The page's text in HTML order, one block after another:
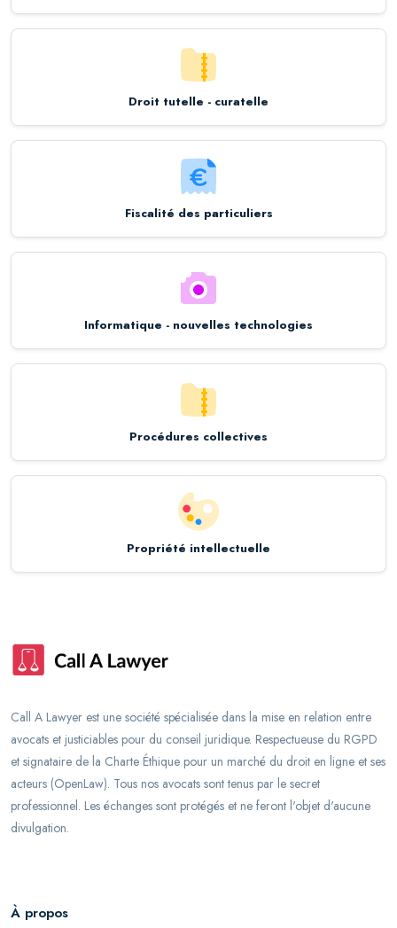
Droit tutelle - curatelle
Fiscalité des particuliers
Informatique - nouvelles technologies
Procédures collectives
Propriété intellectuelle
Call A Lawyer est une société spécialisée dans la mise en relation entre
avocats et justiciables pour du conseil juridique. Respectueuse du RGPD
et signataire de la Charte Éthique pour un marché du droit en ligne et ses
acteurs (OpenLaw). Tous nos avocats sont tenus par le secret
professionnel. Les échanges sont protégés et ne feront l'objet d'aucune
divulgation.
À propos